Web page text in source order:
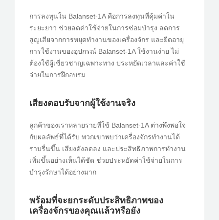
การลงทุนใน Balanset-1A คือการลงทุนที่คุ้มค่าใน
ระยะยาว ช่วยลดค่าใช้จ่ายในการซ่อมบำรุง ลดการ
สูญเสียจากการหยุดทำงานของเครื่องจักร และยืดอายุ
การใช้งานของอุปกรณ์ Balanset-1A ใช้งานง่าย ไม่
ต้องใช้ผู้เชี่ยวชาญเฉพาะทาง ประหยัดเวลาและค่าใช้
จ่ายในการฝึกอบรม
เสียงตอบรับจากผู้ใช้งานจริง
ลูกค้าของเราหลายรายที่ใช้ Balanset-1A ต่างพึงพอใจ
กับผลลัพธ์ที่ได้รับ พวกเขาพบว่าเครื่องจักรทำงานได้
ราบรื่นขึ้น เสียงดังลดลง และประสิทธิภาพการทำงาน
เพิ่มขึ้นอย่างเห็นได้ชัด ช่วยประหยัดค่าใช้จ่ายในการ
บำรุงรักษาได้อย่างมาก
พร้อมที่จะยกระดับประสิทธิภาพของ
เครื่องจักรของคุณแล้วหรือยัง